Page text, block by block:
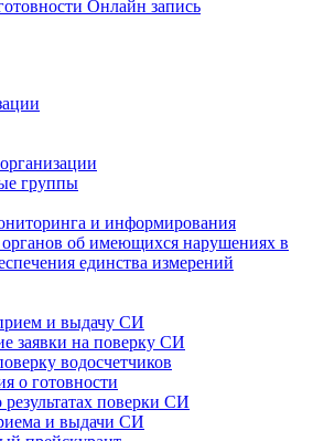
Онлайн запись
группы
и информирования
об имеющихся нарушениях в
единства измерений
и выдачу СИ
заявки на поверку СИ
водосчетчиков
о готовности
поверки СИ
и выдачи СИ